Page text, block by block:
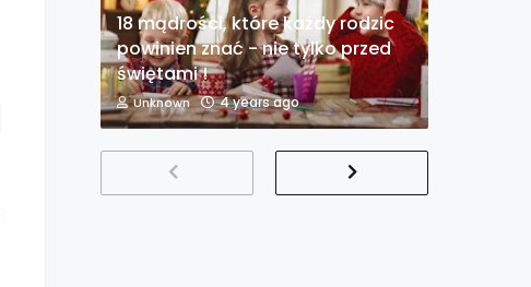
18 mądrości, które każdy rodzic
powinien znać - nie tylko przed
świętami !
Unknown 4 years ago